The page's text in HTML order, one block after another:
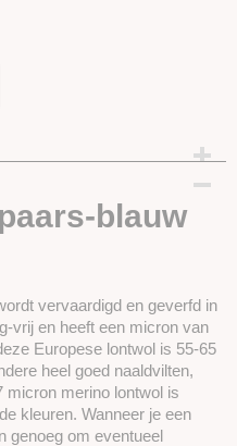
blauw
vervaardigd en geverfd in
vrij en heeft een micron van
Europese lontwol is 55-65
heel goed naaldvilten,
micron merino lontwol is
kleuren. Wanneer je een
genoeg om eventueel